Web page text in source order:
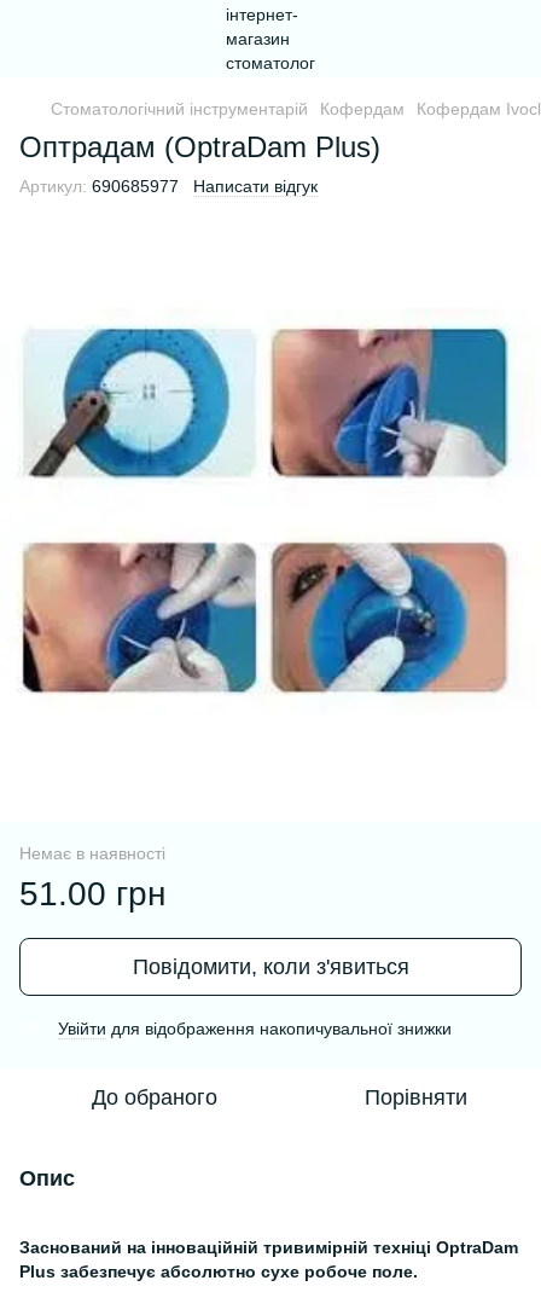
Стоматологічний інструментарій Кофердам Кофердам
Оптрадам (OptraDam Plus)
Артикул: 690685977 Написати відгук
Немає в наявності
51.00 грн
Повідомити, коли з'явиться
Увійти для відображення накопичувальної знижки
До обраного Порівняти
Опис
Заснований на інноваційній тривимірній техніці OptraDam
Plus забезпечує абсолютно сухе робоче поле.